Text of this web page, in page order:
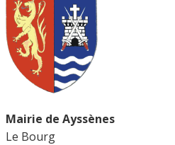
Mairie de Ayssènes
Le Bourg